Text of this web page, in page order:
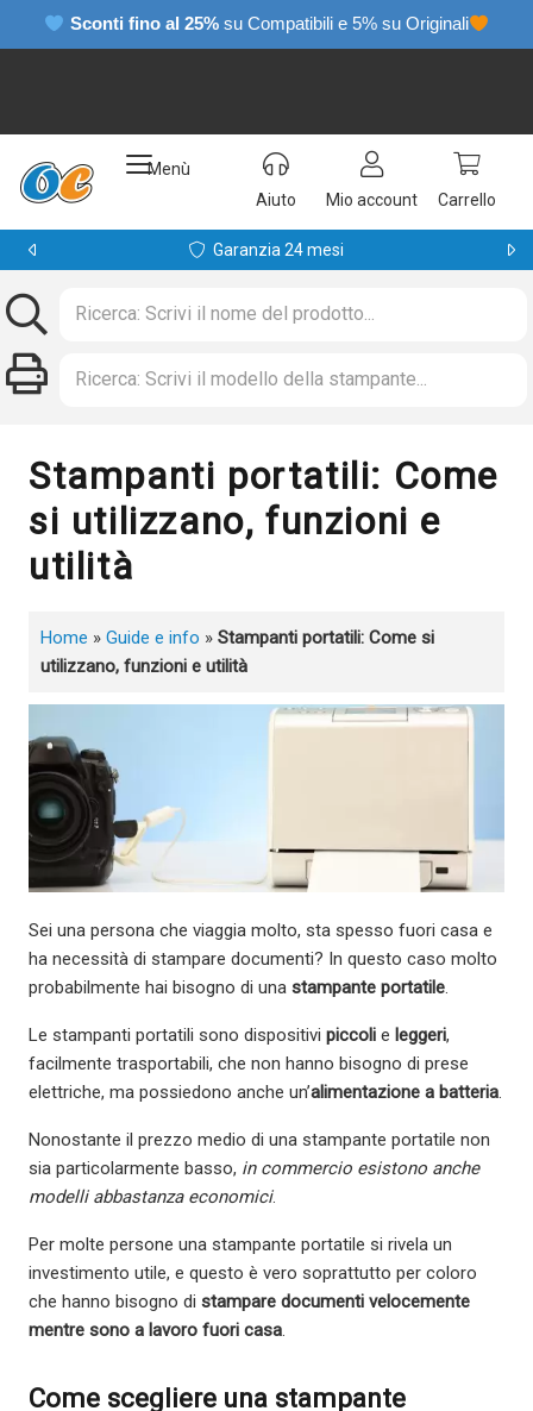
Sconti fino al 25% su Compatibili e 5% su Originali
Menù
Aiuto
Mio account Carrello
Garanzia 24 mesi
Stampanti portatili: Come
si utilizzano, funzioni e
utilità
Home » Guide e info » Stampanti portatili: Come si
utilizzano, funzioni e utilità
Sei una persona che viaggia molto, sta spesso fuori casa e
ha necessità di stampare documenti? In questo caso molto
probabilmente hai bisogno di una stampante portatile.
Le stampanti portatili sono dispositivi piccoli e leggeri,
facilmente trasportabili, che non hanno bisogno di prese
elettriche, ma possiedono anche un’alimentazione a batteria.
Nonostante il prezzo medio di una stampante portatile non
sia particolarmente basso, in commercio esistono anche
modelli abbastanza economici.
Per molte persone una stampante portatile si rivela un
investimento utile, e questo è vero soprattutto per coloro
che hanno bisogno di stampare documenti velocemente
mentre sono a lavoro fuori casa.
Come scegliere una stampante